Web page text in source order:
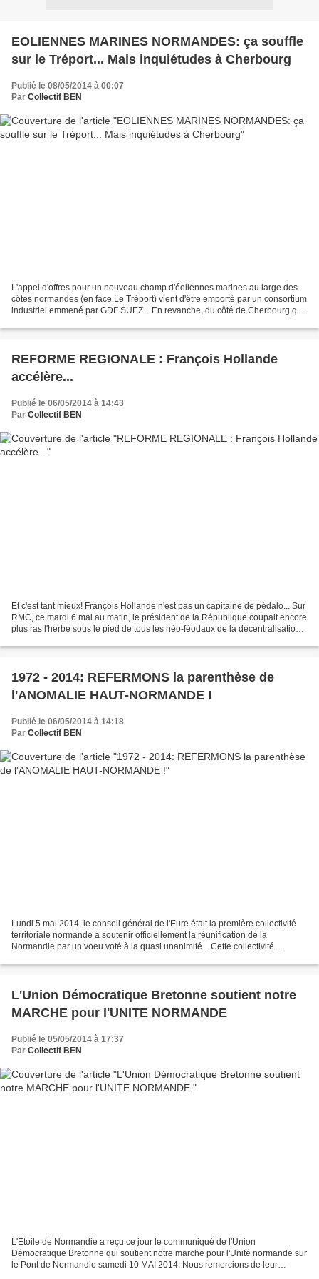
EOLIENNES MARINES NORMANDES: ça souffle
sur le Tréport... Mais inquiétudes à Cherbourg
Publié le 08/05/2014 à 00:07
Par Collectif BEN
L'appel d'offres pour un nouveau champ d'éoliennes marines au large des
côtes normandes (en face Le Tréport) vient d'être emporté par un consortium
industriel emmené par GDF SUEZ... En revanche, du côté de Cherbourg qui
REFORME REGIONALE : François Hollande
accélère...
Publié le 06/05/2014 à 14:43
Par Collectif BEN
Et c'est tant mieux! François Hollande n'est pas un capitaine de pédalo... Sur
RMC, ce mardi 6 mai au matin, le président de la République coupait encore
plus ras l'herbe sous le pied de tous les néo-féodaux de la décentralisation:
1972 - 2014: REFERMONS la parenthèse de
l'ANOMALIE HAUT-NORMANDE !
Publié le 06/05/2014 à 14:18
Par Collectif BEN
Lundi 5 mai 2014, le conseil général de l'Eure était la première collectivité
territoriale normande a soutenir officiellement la réunification de la
Normandie par un voeu voté à la quasi unanimité... Cette collectivité
L'Union Démocratique Bretonne soutient notre
MARCHE pour l'UNITE NORMANDE
Publié le 05/05/2014 à 17:37
Par Collectif BEN
L'Etoile de Normandie a reçu ce jour le communiqué de l'Union
Démocratique Bretonne qui soutient notre marche pour l'Unité normande sur
le Pont de Normandie samedi 10 MAI 2014: Nous remercions de leur